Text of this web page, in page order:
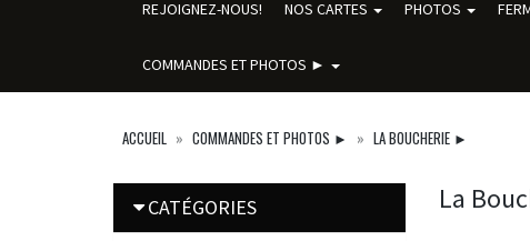
REJOIGNEZ-NOUS! NOS CARTES PHOTOS
COMMANDES ET PHOTOS ►
ACCUEIL COMMANDES ET PHOTOS ► LA BOUCHERIE ►
CATÉGORIES La